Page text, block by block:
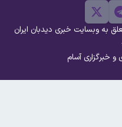
به وبسایت خبری دیدبان ایران
خبرگزاری آسام